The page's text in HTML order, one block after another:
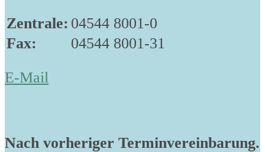
Zentrale: 04544 8001-0
Fax:
04544 8001-31
E-Mail
Nach vorheriger Terminvereinbarung.